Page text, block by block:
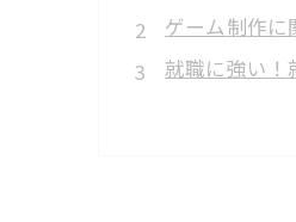
ゲーム制作に
就職に強い！
『遊ぶ』だ